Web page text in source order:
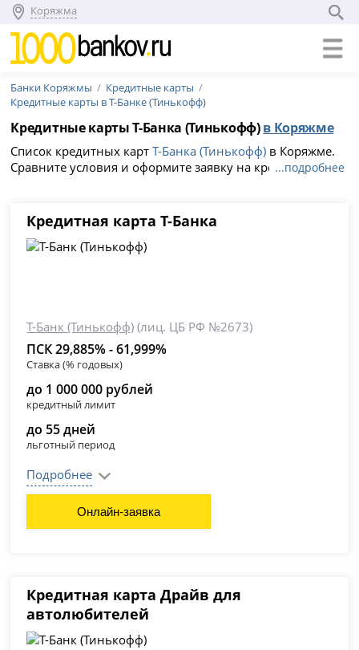
Коряжма
Банки Коряжмы
Кредитные карты
Кредитные карты в Т-Банке (Тинькофф)
Кредитные карты Т-Банка (Тинькофф)в Коряжме
Список кредитных картТ-Банка (Тинькофф) в Коряжме.
Сравните условия и оформите заявку на кредитку с
...подробнее
Кредитная карта Т-Банка
Т-Банк (Тинькофф) (лиц. ЦБ РФ №2673)
ПСК 29,885% - 61,999%
Ставка (% годовых)
до 1 000 000 рублей
кредитный лимит
до 55 дней
льготный период
Подробнее
Онлайн-заявка
Кредитная карта Драйв для
автолюбителей